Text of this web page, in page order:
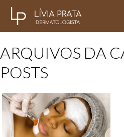
ARQUIVOS DA
POSTS